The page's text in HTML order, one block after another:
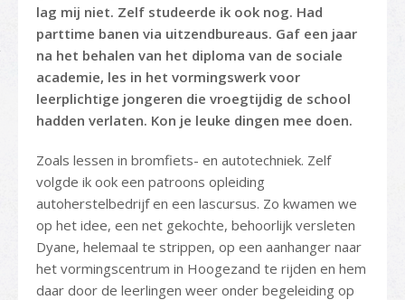
lag mij niet. Zelf studeerde ik ook nog. Had
parttime banen via uitzendbureaus. Gaf een jaar
na het behalen van het diploma van de sociale
academie, les in het vormingswerk voor
leerplichtige jongeren die vroegtijdig de school
hadden verlaten. Kon je leuke dingen mee doen.
Zoals lessen in bromfiets- en autotechniek. Zelf
volgde ik ook een patroons opleiding
autoherstelbedrijf en een lascursus. Zo kwamen we
op het idee, een net gekochte, behoorlijk versleten
Dyane, helemaal te strippen, op een aanhanger naar
het vormingscentrum in Hoogezand te rijden en hem
daar door de leerlingen weer onder begeleiding op